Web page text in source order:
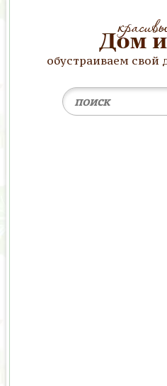
обустраиваем свой